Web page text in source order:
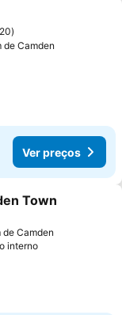
favoritos
20
de Camden
Ver preços
favoritos
Town
de Camden
internoVer preços